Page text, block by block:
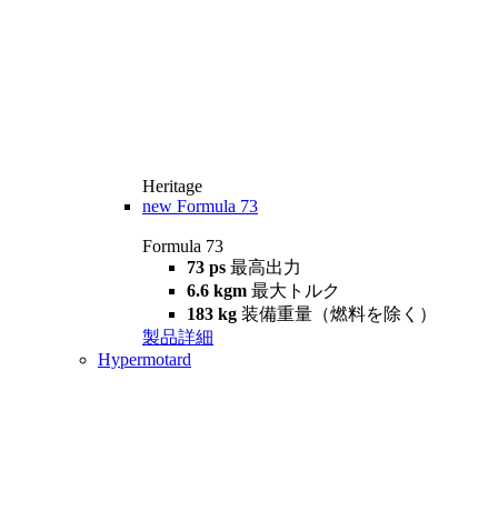
Heritage
new Formula 73
Formula 73
73 ps 最高出力
6.6 kgm 最大トルク
183 kg 装備重量（燃料を除く）
製品詳細
Hypermotard